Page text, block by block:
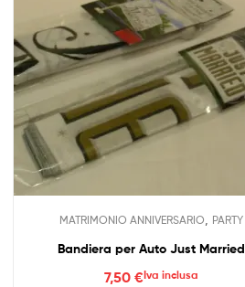
MATRIMONIO ANNIVERSARIO PARTY
Bandiera per Auto Just Married
7,50 €Iva inclusa